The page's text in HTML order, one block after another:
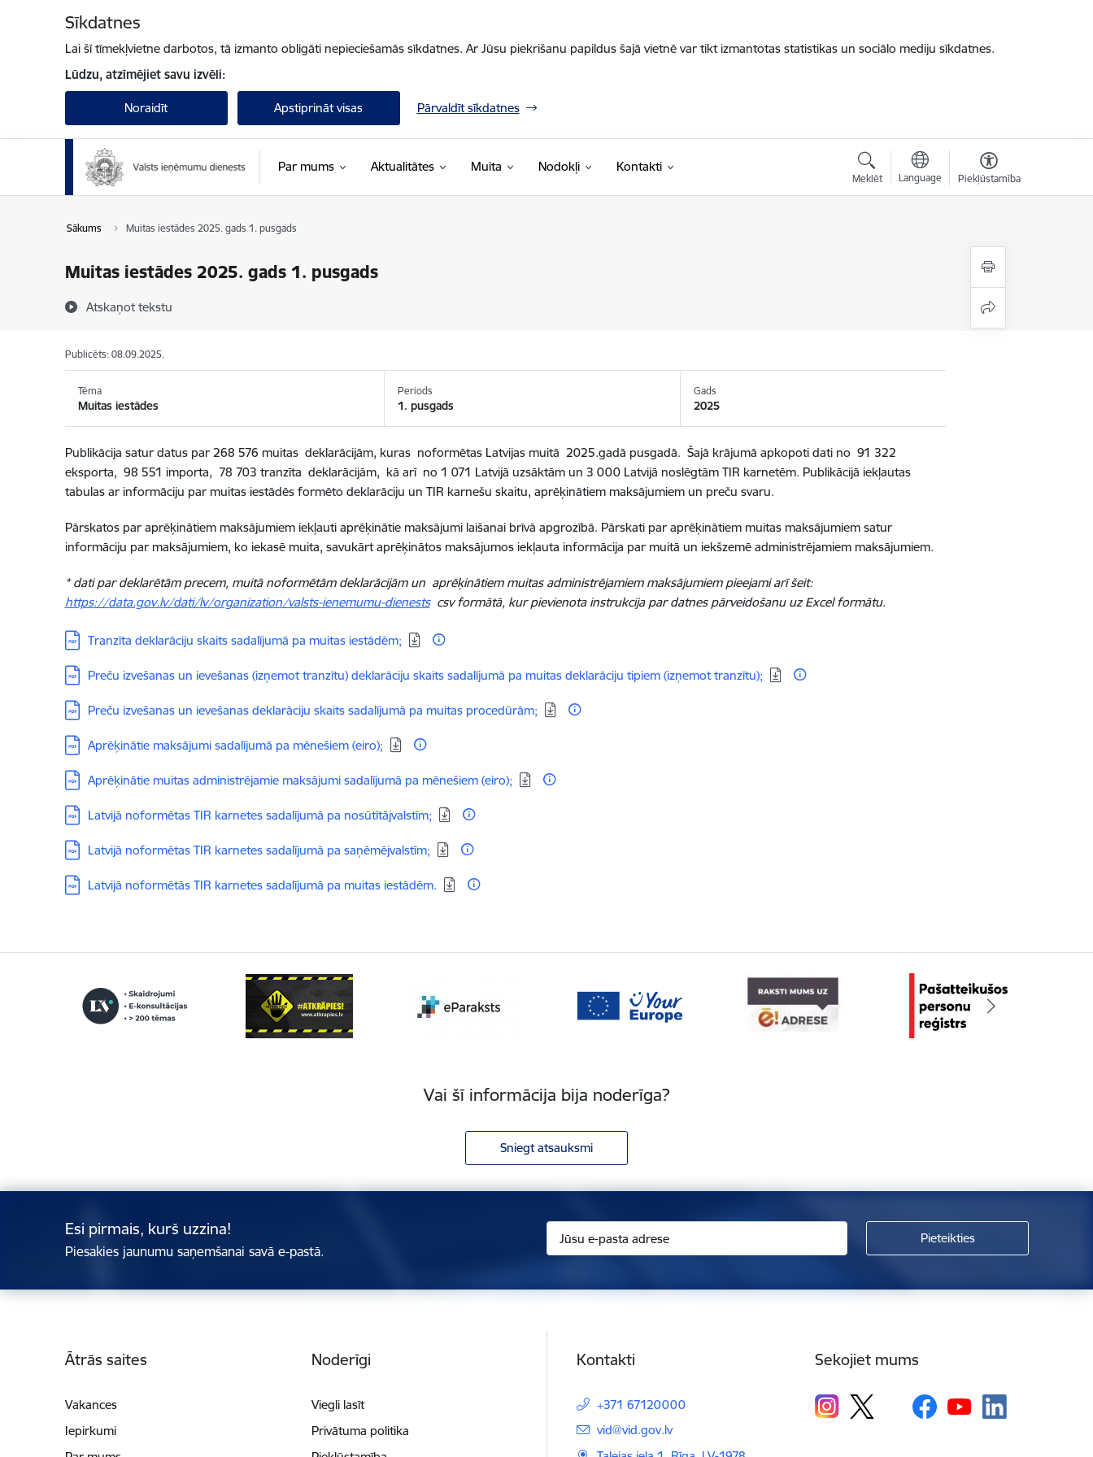
Sīkdatnes
Lai šī tīmekļvietne darbotos, tā izmanto obligāti nepieciešamās sīkdatnes. Ar Jūsu piekrišanu papildus šajā vietnē var tikt izmantotas statistikas un sociālo mediju sīkdatnes.
Lūdzu, atzīmējiet savu izvēli:
Noraidīt Apstiprināt visas Pārvaldīt sīkdatnes
Par mums Aktualitātes Muita Nodokļi Kontakti
Meklēt Language Piekļūstamība
Sākums Muitas iestādes 2025. gads 1. pusgads
Muitas iestādes 2025. gads 1. pusgads
Atskaņot tekstu
Publicēts: 08.09.2025.
Tēma
Muitas iestādes
Periods
1. pusgads
Gads
2025
Publikācija satur datus par 268 576 muitas deklarācijām, kuras noformētas Latvijas muitā 2025.gadā pusgadā. Šajā krājumā apkopoti dati no 91 322
eksporta, 98 551 importa, 78 703 tranzīta deklarācijām, kā arī no 1 071 Latvijā uzsāktām un 3 000 Latvijā noslēgtām TIR karnetēm. Publikācijā iekļautas
tabulas ar informāciju par muitas iestādēs formēto deklarāciju un TIR karnešu skaitu, aprēķinātiem maksājumiem un preču svaru.
Pārskatos par aprēķinātiem maksājumiem iekļauti aprēķinātie maksājumi laišanai brīvā apgrozībā. Pārskati par aprēķinātiem muitas maksājumiem satur
informāciju par maksājumiem, ko iekasē muita, savukārt aprēķinātos maksājumos iekļauta informācija par muitā un iekšzemē administrējamiem maksājumiem.
*dati par deklarētām precem, muitā noformētām deklarācijām un aprēķinātiem muitas administrējamiem maksājumiem pieejami arī šeit:
https://data.gov.lv/dati/lv/organization/valsts-ienemumu-dienests csv formātā, kur pievienota instrukcija par datnes pārveidošanu uz Excel formātu.
Lejupielādēt:
Tranzīta deklarāciju skaits sadalījumā pa muitas iestādēm;
Lejupielādēt:
Preču izvešanas un ievešanas (izņemot tranzītu) deklarāciju skaits sadalījumā pa muitas deklarāciju tipiem (izņemot tranzītu);
Lejupielādēt:
Preču izvešanas un ievešanas deklarāciju skaits sadalījumā pa muitas procedūrām;
Lejupielādēt:
Aprēķinātie maksājumi sadalījumā pa mēnešiem (eiro);
Lejupielādēt:
Aprēķinātie muitas administrējamie maksājumi sadalījumā pa mēnešiem (eiro);
Lejupielādēt:
Latvijā noformētas TIR karnetes sadalījumā pa nosūtītājvalstīm;
Lejupielādēt:
Latvijā noformētas TIR karnetes sadalījumā pa saņēmējvalstīm;
Lejupielādēt:
Latvijā noformētās TIR karnetes sadalījumā pa muitas iestādēm.
Vai šī informācija bija noderīga?
Sniegt atsauksmi
Esi pirmais, kurš uzzina!
Piesakies jaunumu saņemšanai savā e-pastā.
Ātrās saites
Vakances
Iepirkumi
Noderīgi
Viegli lasīt
Privātuma politika
Kontakti
+371 67120000
E-pasts:
vid@vid.gov.lv
Sekojiet mums